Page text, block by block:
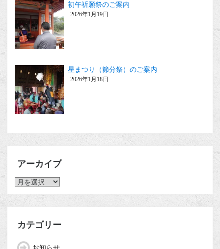
初午祈願祭のご案内
2026年1月19日
星まつり（節分祭）のご案内
2026年1月18日
アーカイブ
ア
カ
イ
カテゴリー